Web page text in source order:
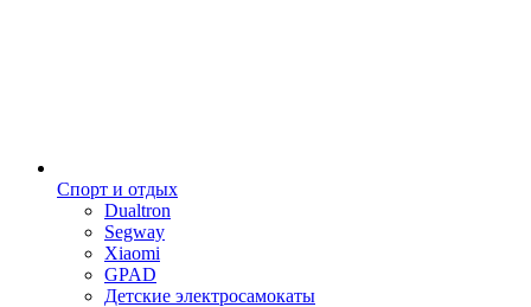
Спорт и отдых
Dualtron
Segway
Xiaomi
GPAD
Детские электросамокаты